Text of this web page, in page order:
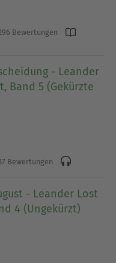
Bewertungen
- Leander
Band 5 (Gekürzte
Bewertungen
- Leander Lost
4 (Ungekürzt)